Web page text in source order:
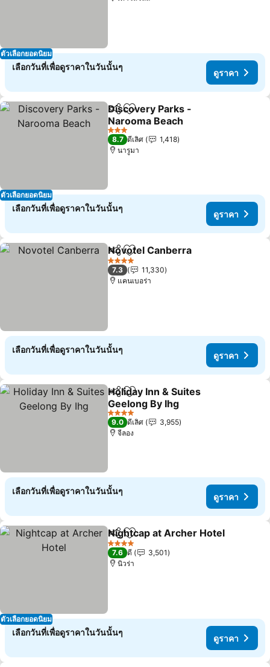
ตัวเลือกยอดนิยม
เลือกวันที่เพื่อดูราคาในวันนั้นๆ
ดูราคา
ตัวเลือกยอดนิยม
แชร์ เพิ่มในรายการโปรด
Discovery Parks -
Narooma Beach
ดูราคา
3 ดาว
8.7 ดีเลิศ
1,418
นารูมา
เลือกวันที่เพื่อดูราคาในวันนั้นๆ
ดูราคา
แชร์ เพิ่มในรายการโปรด
Novotel Canberra
4 ดาว
7.3
11,330
แคนเบอร่า
เลือกวันที่เพื่อดูราคาในวันนั้นๆ
ดูราคา
แชร์ เพิ่มในรายการโปรด
Holiday Inn & Suites
Geelong By Ihg
ดูราคา
4 ดาว
9.0 ดีเลิศ
3,955
จีลอง
เลือกวันที่เพื่อดูราคาในวันนั้นๆ
ดูราคา
ตัวเลือกยอดนิยม
แชร์ เพิ่มในรายการโปรด
Nightcap at Archer Hotel
4 ดาว
7.6 ดี
3,501
นิวร่า
เลือกวันที่เพื่อดูราคาในวันนั้นๆ
ดูราคา